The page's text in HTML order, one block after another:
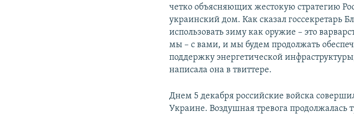
четко объясняющих жестокую стратегию
украинский дом. Как сказал госсекретарь
использовать зиму как оружие – это
мы – с вами, и мы будем продолжать
поддержку энергетической
написала она в твиттере.
Днем 5 декабря российские войска
Украине. Воздушная тревога продолжалась